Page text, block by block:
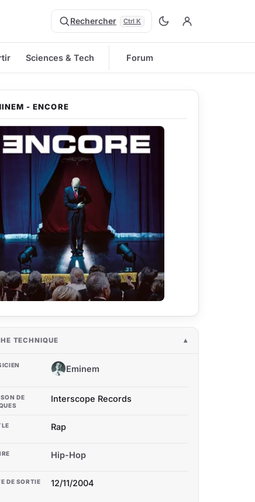
Rechercher Ctrl K
Sciences & Tech Forum
- ENCORE
TECHNIQUE
E Eminem
DE
Interscope Records
Rap
Hip-Hop
DE SORTIE 12/11/2004